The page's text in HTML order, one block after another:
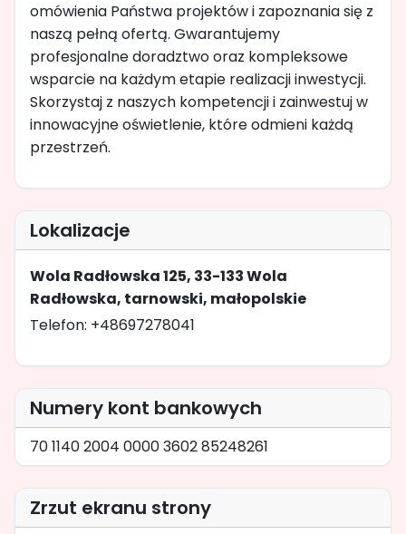
omówienia Państwa projektów i zapoznania się z
naszą pełną ofertą. Gwarantujemy
profesjonalne doradztwo oraz kompleksowe
wsparcie na każdym etapie realizacji inwestycji.
Skorzystaj z naszych kompetencji i zainwestuj w
innowacyjne oświetlenie, które odmieni każdą
przestrzeń.
Lokalizacje
Wola Radłowska 125, 33-133 Wola
Radłowska, tarnowski, małopolskie
Telefon: +48697278041
Numery kont bankowych
70 1140 2004 0000 3602 85248261
Zrzut ekranu strony